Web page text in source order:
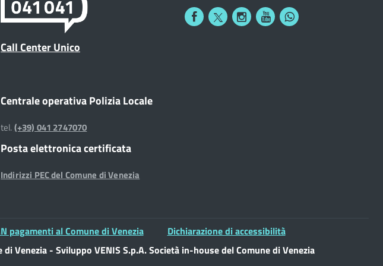
Call Center Unico
Centrale operativa Polizia Locale
tel.(+39) 041 2747070
Posta elettronica certificata
Indirizzi PEC del Comune di Venezia
pagamenti al Comune di Venezia
Dichiarazione di accessibilità
Venezia - Sviluppo VENIS S.p.A. Società in-house del Comune di Venezia